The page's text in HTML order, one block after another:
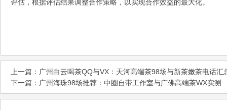
评估，根据评估结果调整合作策略，以实现合作效益的最大化。
上一篇： 广州白云喝茶QQ与VX：天河高端茶98场与新茶嫩茶电话汇
下一篇： 广州海珠98场推荐：中圈自带工作室与广佛高端茶WX实测